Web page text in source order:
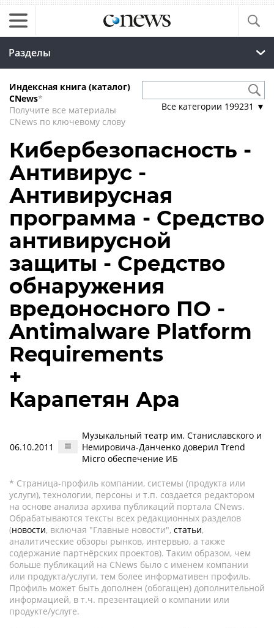
Разделы
Индексная книга (каталог)
CNews*
Получите все материалы
CNews по ключевому слову
Все категории 199231 ▼
Кибербезопасность -
Антивирус -
Антивирусная
программа - Средство
антивирусной
защиты - Средство
обнаружения
вредоносного ПО -
Antimalware Platform
Requirements
+
Карапетян Ара
06.10.2011
Музыкальный театр им. Станиславского и
Немировича-Данченко доверил Trend
Micro обеспечение ИБ
* Страница-профиль компании, системы (продукта или
услуги), технологии, персоны и т.п. создается редактором
на основе анализа архива публикаций портала CNews.
Обрабатываются тексты всех редакционных разделов
(новости, включая "Главные новости", статьи,
аналитические обзоры рынков, интервью, а также
содержание партнёрских проектов). Таким образом, чем
больше публикаций на CNews было с именем компании
или продукта/услуги, тем более информативен профиль.
Профиль может быть дополнен (обогащен) дополнительной
информацией, в т.ч. презентацией о компании или
продукте/услуге.